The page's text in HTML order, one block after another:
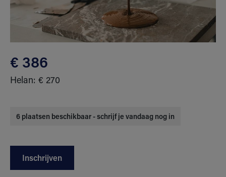
€ 386
Helan: € 270
6 plaatsen beschikbaar - schrijf je vandaag nog in
Inschrijven